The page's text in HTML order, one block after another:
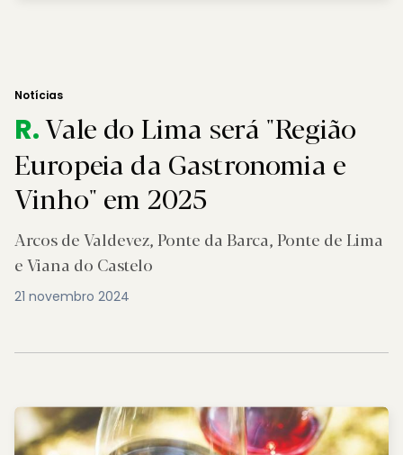
Notícias
R.Vale do Lima será "Região
Europeia da Gastronomia e
Vinho" em 2025
Arcos de Valdevez, Ponte da Barca, Ponte de Lima
e Viana do Castelo
21 novembro 2024